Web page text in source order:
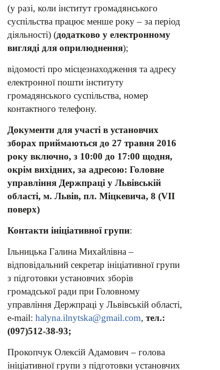
(у разі, коли інститут громадянського
суспільства працює менше року – за період
діяльності) (додатково у електронному
вигляді для оприлюднення);
відомості про місцезнаходження та адресу
електронної пошти інституту
громадянського суспільства, номер
контактного телефону.
Документи для участі в установчих
зборах приймаються до 27 травня 2016
року включно, з 10:00 до 17:00 щодня,
окрім вихідних, за адресою: Головне
управління Держпраці у Львівській
області, м. Львів, пл. Міцкевича, 8 (VII
поверх)
Контакти ініціативної групи:
Ільницька Галина Михайлівна –
відповідальний секретар ініціативної групи
з підготовки установчих зборів
громадської ради при Головному
управління Держпраці у Львівській області,
e-mail: halyna.ilnytska@gmail.com, тел.:
(097)512-38-93;
Прокопчук Олексій Адамович – голова
ініціативної групи з підготовки установчих